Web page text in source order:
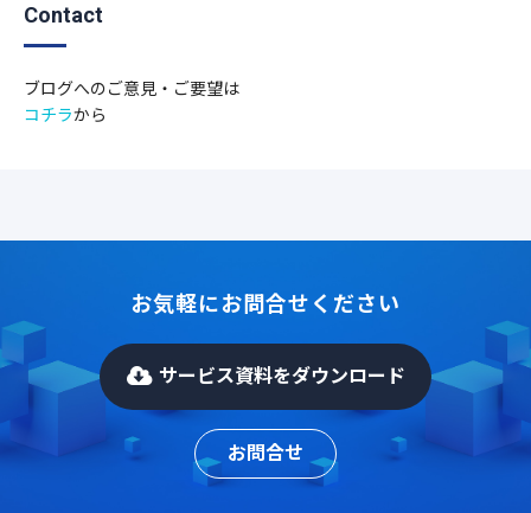
Contact
ブログへのご意見・ご要望は
コチラから
お気軽にお問合せください
サービス資料をダウンロード
お問合せ